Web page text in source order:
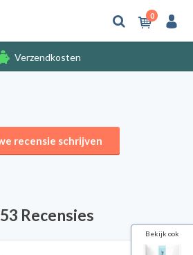
0
Verzendkosten
recensie schrijven
Recensies
Bekijk ook